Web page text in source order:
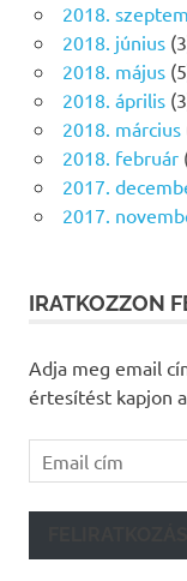
2018.
2018. június
2018. május
2018. április
2018. március
2018. február
2017.
2017.
IRATKOZZON
Adja meg email
értesítést kapjon
Email
cím